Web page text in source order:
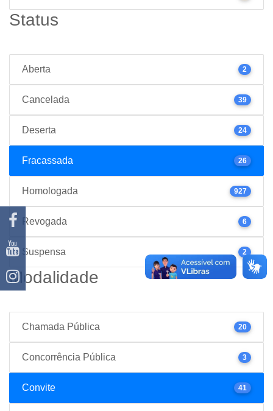
Status
Aberta 2
Cancelada 39
Deserta 24
Fracassada 26
Homologada 927
Revogada 6
Suspensa 2
Modalidade
Chamada Pública 20
Concorrência Pública 3
Convite 41